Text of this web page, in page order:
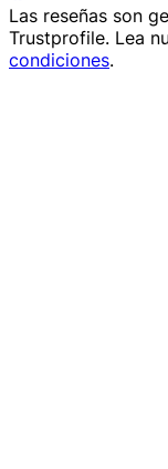
Las reseñas son
Trustprofile. Lea
condiciones.